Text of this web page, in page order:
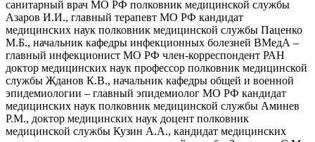
санитарный врач МО РФ полковник медицинской службы
Азаров И.И., главный терапевт МО РФ кандидат
медицинских наук полковник медицинской службы Паценко
М.Б., начальник кафедры инфекционных болезней ВМедА –
главный инфекционист МО РФ член-корреспондент РАН
доктор медицинских наук профессор полковник медицинской
службы Жданов К.В., начальник кафедры общей и военной
эпидемиологии – главный эпидемиолог МО РФ кандидат
медицинских наук полковник медицинской службы Аминев
Р.М., доктор медицинских наук доцент полковник
медицинской службы Кузин А.А., кандидат медицинских